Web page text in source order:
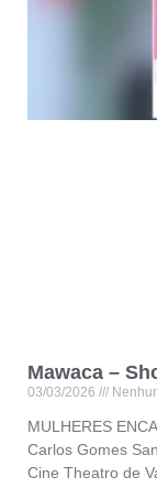
Mawaca –
03/03/2026
MULHERES
Carlos Gomes
Cine Theatro de